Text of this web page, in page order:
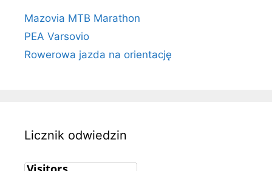
Mazovia MTB Marathon
PEA Varsovio
Rowerowa jazda na orientację
Licznik odwiedzin